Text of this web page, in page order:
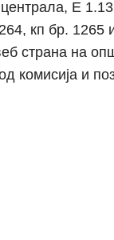
Е
кп бр. 1265
страна на
комисија и